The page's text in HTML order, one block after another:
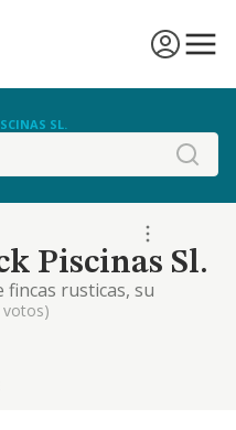
SL.
Piscinas Sl.
fincas rusticas, su
la construccion,
de inmuebles,
chalets y
indole, bien por
votos)